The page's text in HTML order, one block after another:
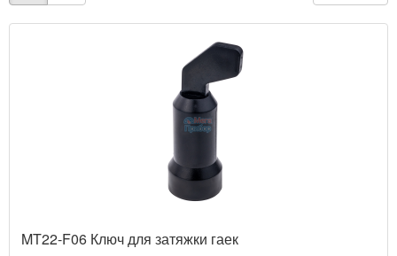
MT22-F06 Ключ для затяжки гаек